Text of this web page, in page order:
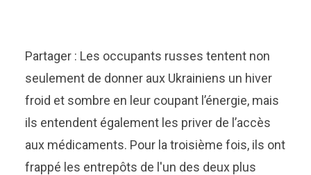
Partager : Les occupants russes tentent non
seulement de donner aux Ukrainiens un hiver
froid et sombre en leur coupant l’énergie, mais
ils entendent également les priver de l’accès
aux médicaments. Pour la troisième fois, ils ont
frappé les entrepôts de l'un des deux plus